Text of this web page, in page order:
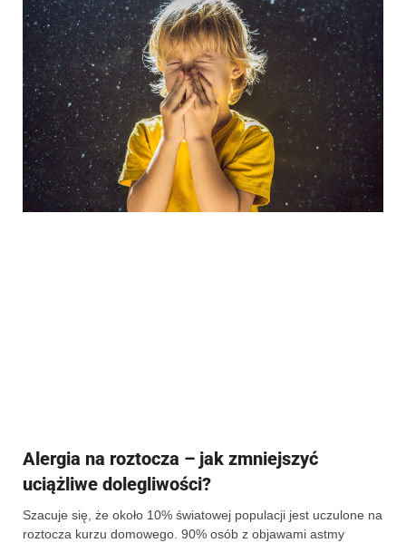
Alergia na roztocza – jak zmniejszyć
uciążliwe dolegliwości?
Szacuje się, że około 10% światowej populacji jest uczulone na
roztocza kurzu domowego. 90% osób z objawami astmy